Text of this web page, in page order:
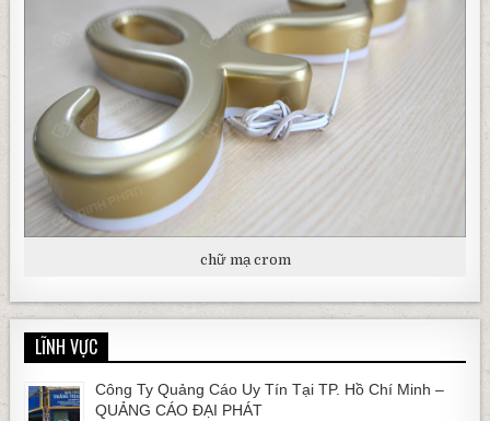
chữ mạ crom
LĨNH VỰC
Công Ty Quảng Cáo Uy Tín Tại TP. Hồ Chí Minh –
QUẢNG CÁO ĐẠI PHÁT